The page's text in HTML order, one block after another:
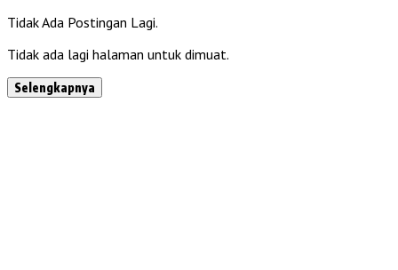
Tidak Ada Postingan Lagi.
Tidak ada lagi halaman untuk dimuat.
Selengkapnya